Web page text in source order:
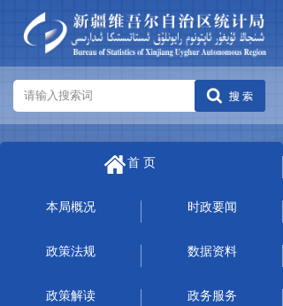
首 页
本局概况 时政要闻
政策法规 数据资料
政策解读 政务服务